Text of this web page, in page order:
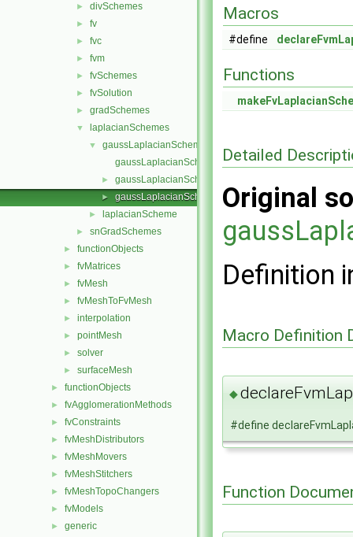
► divSchemes
► fv
► fvc
► fvm
► fvSchemes
► fvSolution
► gradSchemes
▼ laplacianSchemes
▼
gaussLaplacianScheme
gaussLaplacianScheme.C
► gaussLaplacianScheme.H
► gaussLaplacianSchemes.C
► laplacianScheme
► snGradSchemes
► functionObjects
► fvMatrices
► fvMesh
► fvMeshToFvMesh
► interpolation
► pointMesh
► solver
► surfaceMesh
► functionObjects
► fvAgglomerationMethods
► fvConstraints
► fvMeshDistributors
► fvMeshMovers
► fvMeshStitchers
► fvMeshTopoChangers
► fvModels
► generic
Macros
#define
Functions
Detailed
Original
Definition
Macro Definition
◆
#define
Function